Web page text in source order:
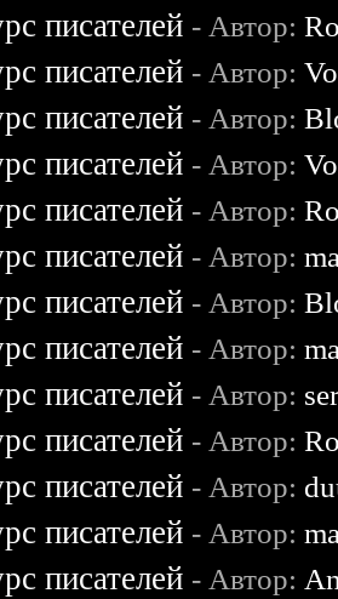
писателей - Автор:
писателей - Автор:
писателей - Автор:
писателей - Автор:
писателей - Автор:
писателей - Автор:
писателей - Автор:
писателей - Автор:
писателей - Автор:
писателей - Автор:
писателей - Автор:
писателей - Автор:
писателей - Автор: